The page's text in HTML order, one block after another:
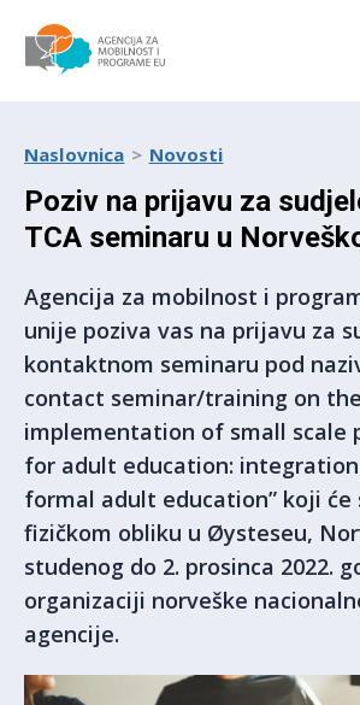
Naslovnica Novosti
Poziv na prijavu za
TCA seminaru u
Agencija za mobilnost i
unije poziva vas na prijavu za
kontaktnom seminaru pod
contact seminar/training on the
implementation of small scale
for adult education:
formal adult education” koji će
fizičkom obliku u Øysteseu,
studenog do 2. prosinca 2022.
organizaciji norveške
agencije.